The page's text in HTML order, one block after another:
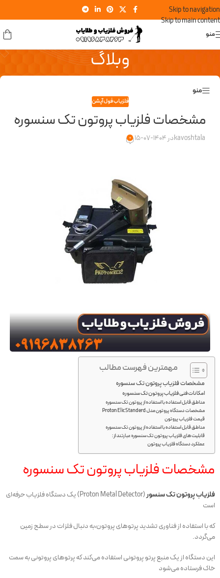
Skip to navigation
Skip to main content
منو
وبلاگ
منو
فلزیاب فول آپشن
مشخصات فلزیاب پروتون تک سنسوره
kavoshtalaدر 1404-07-15 0
مهمترین فهرست مطالب
مشخصات فلزیاب پروتون تک سنسوره
امکانات فنی فلزیاب پروتون تک سنسوره
مناطق قابل استفاده با استفاده از پروتون تک سنسوره
مشخصات دستگاه پروتون مدل Proton Elic Standerd
قیمت فلزیاب پروتون
مناطق قابل استفاده با استفاده از پروتون تک سنسوره
قابلیت های فلزیاب پروتون تک سنسوره عبارتند از:
عملکرد دستگاه فلزیاب پروتون
مشخصات فلزیاب پروتون تک سنسوره
فلزیاب پروتون تک سنسور
(Proton Metal Detector) یک دستگاه فلزیاب حرفه‌ای
است
که با استفاده از فناوری تشدید پرتوهای پروتون،به دنبال فلزات در سطح زمین
می‌گردد.
این دستگاه از یک منبع پرتو پروتونی استفاده می‌کند که پرتوهای پروتونی به سمت
خاک فرستاده می‌شود